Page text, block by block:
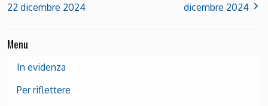
22 dicembre 2024
dicembre 2024
Menu
In evidenza
Per riflettere